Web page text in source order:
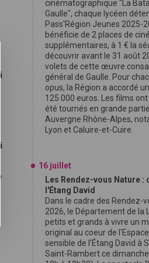
cinématographique "La
Gaulle", chaque lycéen
Pass'Région Jeunes 2025-
bénéficie de 2 places de
supplémentaires, à 1 € la
découvrir avant le 31 août
volets de cette œuvre
général de Gaulle. Pour
opus, la Région a accordé
125 000 euros. Les films
été tournés en grande
Auvergne Rhône-Alpes,
Lyon et Caluire-et-Cuire.
16 juillet
Les Rendez-vous Nature :
l'Étang David
Dans le cadre des Rendez-
2026, le Département de la
petits et grands à vivre un
original au coeur de
sensible de l'Étang David à
Saint-Rambert ce